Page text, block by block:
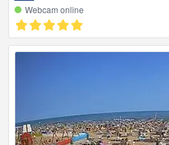
Webcam online